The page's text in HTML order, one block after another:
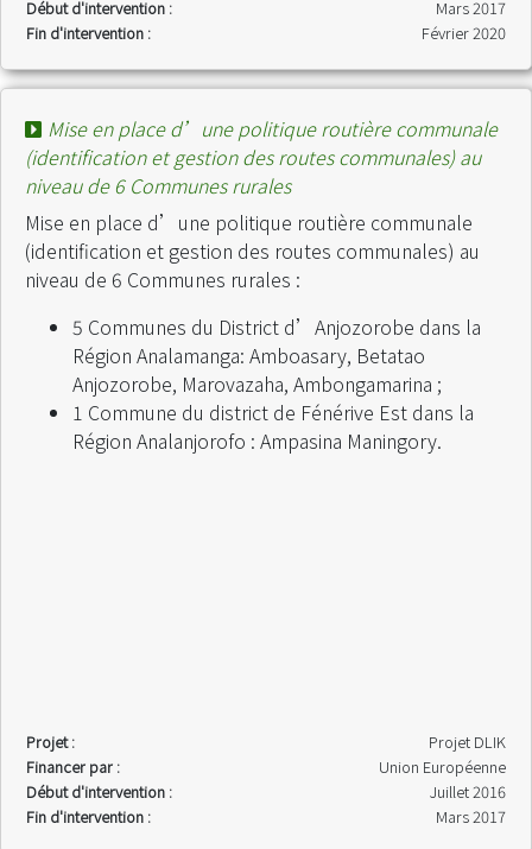
Début d'intervention :
Mars 2017
Fin d'intervention :
Février 2020
Mise en place d’une politique routière communale
(identification et gestion des routes communales) au
niveau de 6 Communes rurales
Mise en place d’une politique routière communale
(identification et gestion des routes communales) au
niveau de 6 Communes rurales :
5 Communes du District d’Anjozorobe dans la
Région Analamanga: Amboasary, Betatao
Anjozorobe, Marovazaha, Ambongamarina ;
1 Commune du district de Fénérive Est dans la
Région Analanjorofo : Ampasina Maningory.
Projet :
Projet DLIK
Financer par :
Union Européenne
Début d'intervention :
Juillet 2016
Fin d'intervention :
Mars 2017